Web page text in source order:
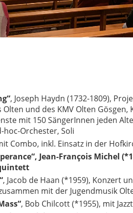
, Joseph Haydn (1732-1809),
und des KMV Olten Gösgen,
mit 150 SängerInnen jeden
hoc-Orchester, Soli
Combo, inkl. Einsatz in der
, Jean-François Michel
, Jacob de Haan (*1959), Konzert
mit der Jugendmusik
, Bob Chilcott (*1955), mit